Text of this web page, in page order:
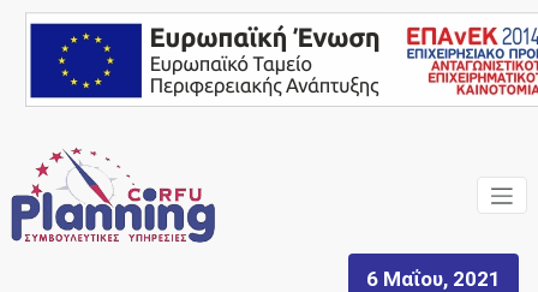
content
Planning
Ένας Σύμβουλος, δίπλα
Σύμβουλοι Επιχειρήσεων,
Επιδοτήσεις
6 Μαΐου, 2021